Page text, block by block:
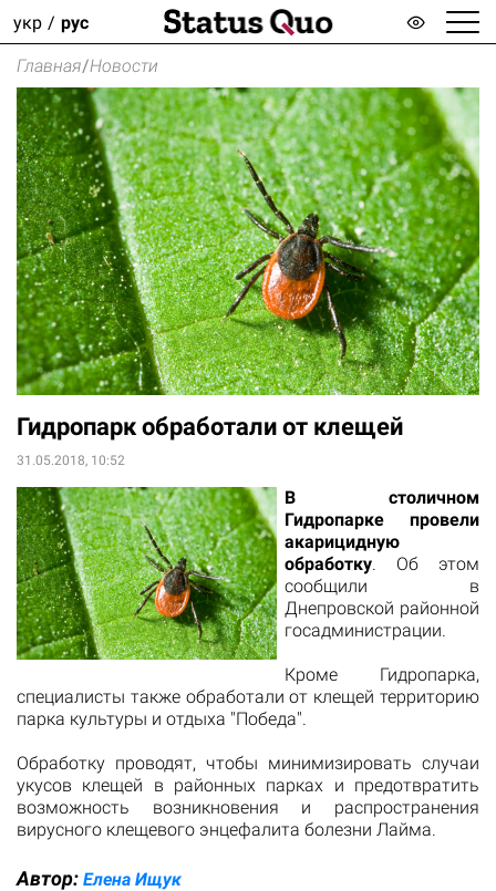
укр рус
Главная/Новости
Гидропарк обработали от клещей
31.05.2018, 10:52
В столичном
Гидропарке провели
акарицидную
обработку. Об этом
сообщили в
Днепровской районной
госадминистрации.
Кроме Гидропарка,
специалисты также обработали от клещей территорию
парка культуры и отдыха "Победа".
Обработку проводят, чтобы минимизировать случаи
укусов клещей в районных парках и предотвратить
возможность возникновения и распространения
вирусного клещевого энцефалита болезни Лайма.
Автор: Елена Ищук